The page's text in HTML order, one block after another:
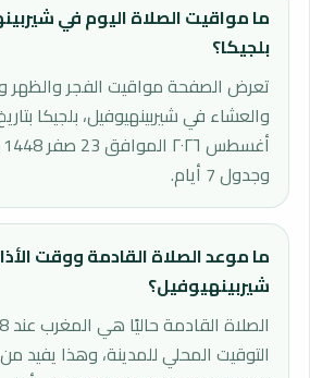
ما مواقيت الصلاة اليوم في
بلجيكا؟
تعرض الصفحة مواقيت الفجر والظهر
وجدول 7 أيام.
ما موعد الصلاة القادمة ووقت
شيربينهيوفيل؟
التوقيت المحلي للمدينة، وهذا يفيد